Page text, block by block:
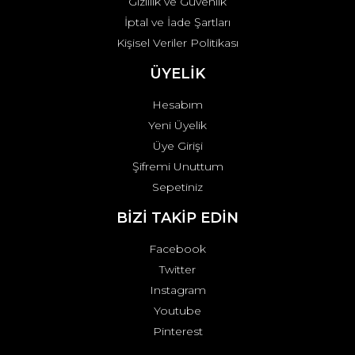
İptal ve İade Şartları
Kişisel Veriler Politikası
ÜYELİK
Hesabım
Yeni Üyelik
Üye Girişi
Şifremi Unuttum
Sepetiniz
BİZİ TAKİP EDİN
Facebook
Twitter
Instagram
Youtube
Pinterest